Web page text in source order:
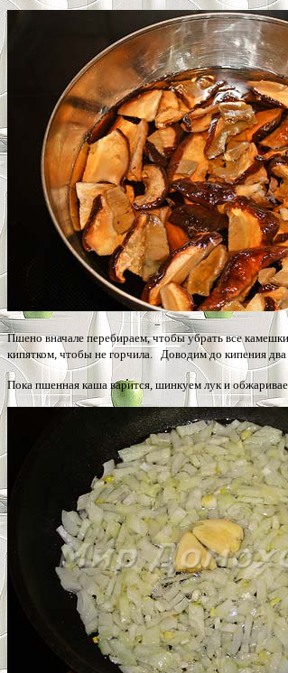
Пшено вначале перебираем, чтобы убрать все
кипятком, чтобы не горчила. Доводим до кипения
Пока пшенная каша варится, шинкуем лук и